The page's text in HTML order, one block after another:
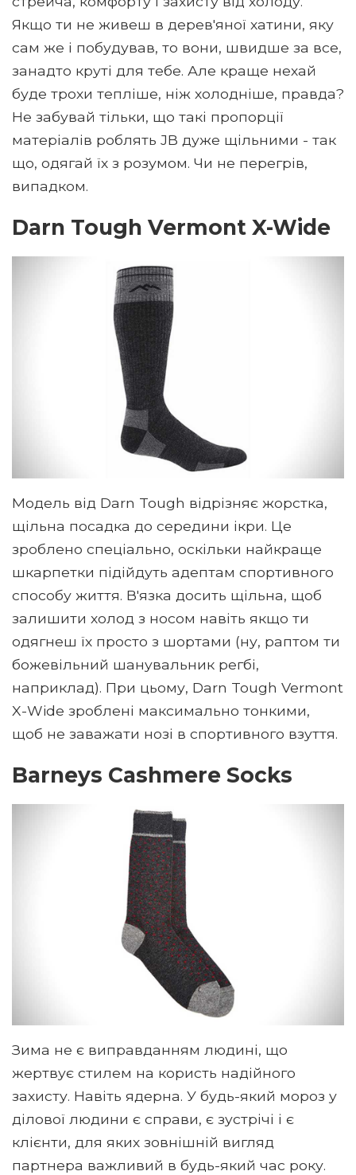
Якщо ти не живеш в дерев'яної хатини, яку
сам же і побудував, то вони, швидше за все,
занадто круті для тебе. Але краще нехай
буде трохи тепліше, ніж холодніше, правда?
Не забувай тільки, що такі пропорції
матеріалів роблять JB дуже щільними - так
що, одягай їх з розумом. Чи не перегрів,
випадком.
Darn Tough Vermont X-Wide
Модель від Darn Tough відрізняє жорстка,
щільна посадка до середини ікри. Це
зроблено спеціально, оскільки найкраще
шкарпетки підійдуть адептам спортивного
способу життя. В'язка досить щільна, щоб
залишити холод з носом навіть якщо ти
одягнеш їх просто з шортами (ну, раптом ти
божевільний шанувальник регбі,
наприклад). При цьому, Darn Tough Vermont
X-Widе зроблені максимально тонкими,
щоб не заважати нозі в спортивного взуття.
Barneys Cashmere Socks
Зима не є виправданням людині, що
жертвує стилем на користь надійного
захисту. Навіть ядерна. У будь-який мороз у
ділової людини є справи, є зустрічі і є
клієнти, для яких зовнішній вигляд
партнера важливий в будь-який час року.